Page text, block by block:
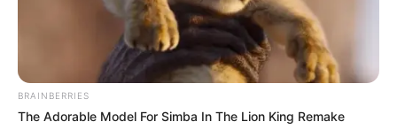
BRAINBERRIES
The Adorable Model For Simba In The Lion King Remake